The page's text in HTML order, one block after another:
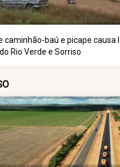
caminhão-baú e picape causa
Rio Verde e Sorriso